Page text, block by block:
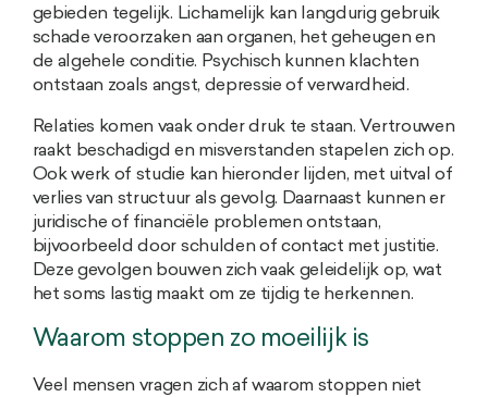
gebieden tegelijk. Lichamelijk kan langdurig gebruik
schade veroorzaken aan organen, het geheugen en
de algehele conditie. Psychisch kunnen klachten
ontstaan zoals angst, depressie of verwardheid.
Relaties komen vaak onder druk te staan. Vertrouwen
raakt beschadigd en misverstanden stapelen zich op.
Ook werk of studie kan hieronder lijden, met uitval of
verlies van structuur als gevolg. Daarnaast kunnen er
juridische of financiële problemen ontstaan,
bijvoorbeeld door schulden of contact met justitie.
Deze gevolgen bouwen zich vaak geleidelijk op, wat
het soms lastig maakt om ze tijdig te herkennen.
Waarom stoppen zo moeilijk is
Veel mensen vragen zich af waarom stoppen niet